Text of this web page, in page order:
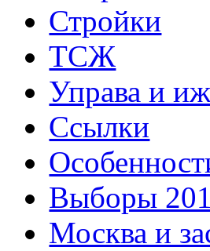
Стройки
ТСЖ
Управа и
Ссылки
Выборы
Москва и